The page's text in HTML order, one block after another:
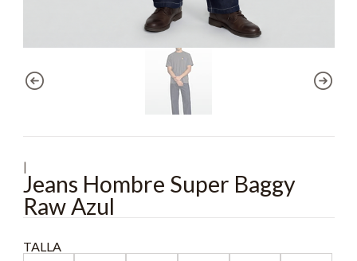
|
Jeans Hombre Super Baggy
Raw Azul
TALLA